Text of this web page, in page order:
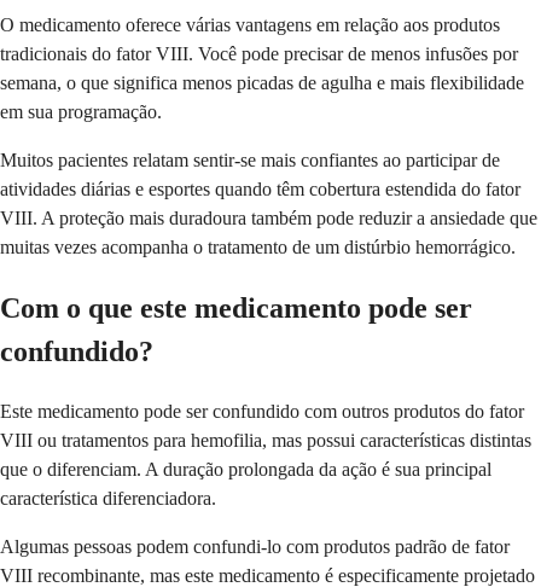
O medicamento oferece várias vantagens em relação aos produtos
tradicionais do fator VIII. Você pode precisar de menos infusões por
semana, o que significa menos picadas de agulha e mais flexibilidade
em sua programação.
Muitos pacientes relatam sentir-se mais confiantes ao participar de
atividades diárias e esportes quando têm cobertura estendida do fator
VIII. A proteção mais duradoura também pode reduzir a ansiedade que
muitas vezes acompanha o tratamento de um distúrbio hemorrágico.
Com o que este medicamento pode ser
confundido?
Este medicamento pode ser confundido com outros produtos do fator
VIII ou tratamentos para hemofilia, mas possui características distintas
que o diferenciam. A duração prolongada da ação é sua principal
característica diferenciadora.
Algumas pessoas podem confundi-lo com produtos padrão de fator
VIII recombinante, mas este medicamento é especificamente projetado